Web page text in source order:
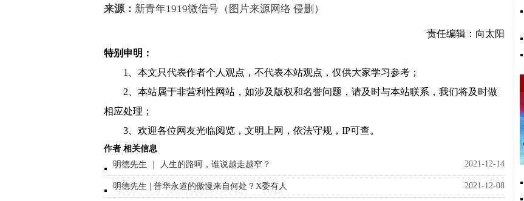
来源： 新青年1919微信号（图片来源网络 侵删）
责任编辑：向太阳
特别申明：
1、本文只代表作者个人观点，不代表本站观点，仅供大家学习参考；
2、本站属于非营利性网站，如涉及版权和名誉问题，请及时与本站联系，我们将及时做
相应处理；
3、欢迎各位网友光临阅览，文明上网，依法守规，IP可查。
作者 相关信息
明德先生 ｜ 人生的路呵，谁说越走越窄？
2021-12-14
明德先生 | 普华永道的傲慢来自何处？X委有人 2021-12-08